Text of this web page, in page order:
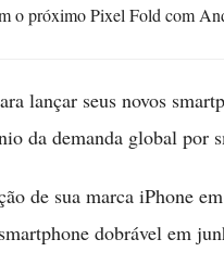
o próximo Pixel Fold com
lançar seus novos
da demanda global por
de sua marca iPhone
dobrável em